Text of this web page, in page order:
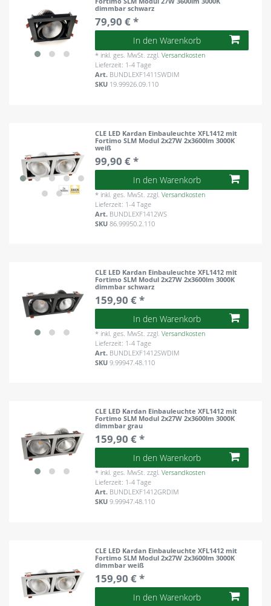
dimmbar schwarz
79,90 € *
In den Warenkorb
* inkl. ges. MwSt. zzgl.Versandkosten
Lieferzeit: 1-4 Tage
Art. BUNDLEXF1411SWDIM
SKU 19.99926.09.110
CLE LED Kardan Einbauleuchte XFL1412 mit
Fortimo SLM Modul 2x27W 2x3600lm 3000K
weiß
99,90 € *
In den Warenkorb
* inkl. ges. MwSt. zzgl.Versandkosten
Lieferzeit: 1-4 Tage
Art. BUNDLEXF1412WS
SKU86.99950.2.110
CLE LED Kardan Einbauleuchte XFL1412 mit
Fortimo SLM Modul 2x27W 2x3600lm 3000K
dimmbar schwarz
159,90 € *
In den Warenkorb
* inkl. ges. MwSt. zzgl.Versandkosten
Lieferzeit: 1-4 Tage
Art. BUNDLEXF1412SWDIM
SKU9.99947.48.110
CLE LED Kardan Einbauleuchte XFL1412 mit
Fortimo SLM Modul 2x27W 2x3600lm 3000K
dimmbar grau
159,90 € *
In den Warenkorb
* inkl. ges. MwSt. zzgl.Versandkosten
Lieferzeit: 1-4 Tage
Art. BUNDLEXF1412GRDIM
SKU9.99947.48.110
CLE LED Kardan Einbauleuchte XFL1412 mit
Fortimo SLM Modul 2x27W 2x3600lm 3000K
dimmbar weiß
159,90 € *
In den Warenkorb